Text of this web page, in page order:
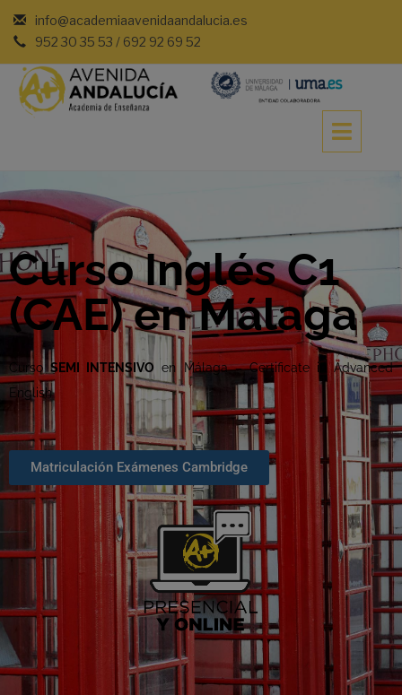
info@academiaavenidaandalucia.es
952 30 35 53 / 692 92 69 52
Curso Inglés C1
(CAE) en Málaga
CursoSEMI INTENSIVO en Málaga – Certificate in Advanced
English
Matriculación Exámenes Cambridge